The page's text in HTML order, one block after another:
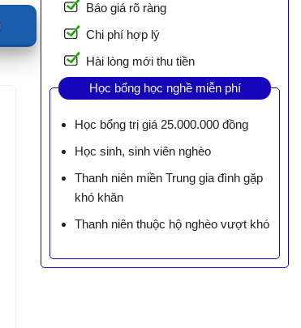
Báo giá rõ ràng
Chi phí hợp lý
Hài lòng mới thu tiền
Học bổng học nghề miễn phí
Học bổng trị giá 25.000.000 đồng
Học sinh, sinh viên nghèo
Thanh niên miền Trung gia đình gặp
khó khăn
Thanh niên thuộc hộ nghèo vượt khó